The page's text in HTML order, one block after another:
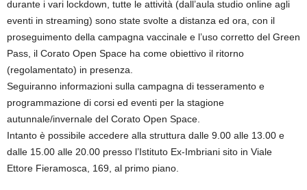
eventi in streaming) sono state svolte a distanza ed ora, con il
proseguimento della campagna vaccinale e l’uso corretto del Green
Pass, il Corato Open Space ha come obiettivo il ritorno
(regolamentato) in presenza.
Seguiranno informazioni sulla campagna di tesseramento e
programmazione di corsi ed eventi per la stagione
autunnale/invernale del Corato Open Space.
Intanto è possibile accedere alla struttura dalle 9.00 alle 13.00 e
dalle 15.00 alle 20.00 presso l’Istituto Ex-Imbriani sito in Viale
Ettore Fieramosca, 169, al primo piano.